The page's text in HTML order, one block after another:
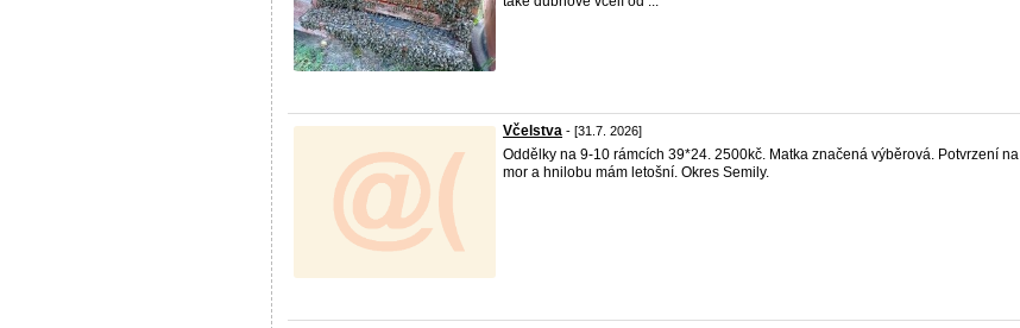
Včelstva - [31.7. 2026]
Oddělky na 9-10 rámcích 39*24. 2500kč. Matka značená výběrová. Potvrzení na
mor a hnilobu mám letošní. Okres Semily.